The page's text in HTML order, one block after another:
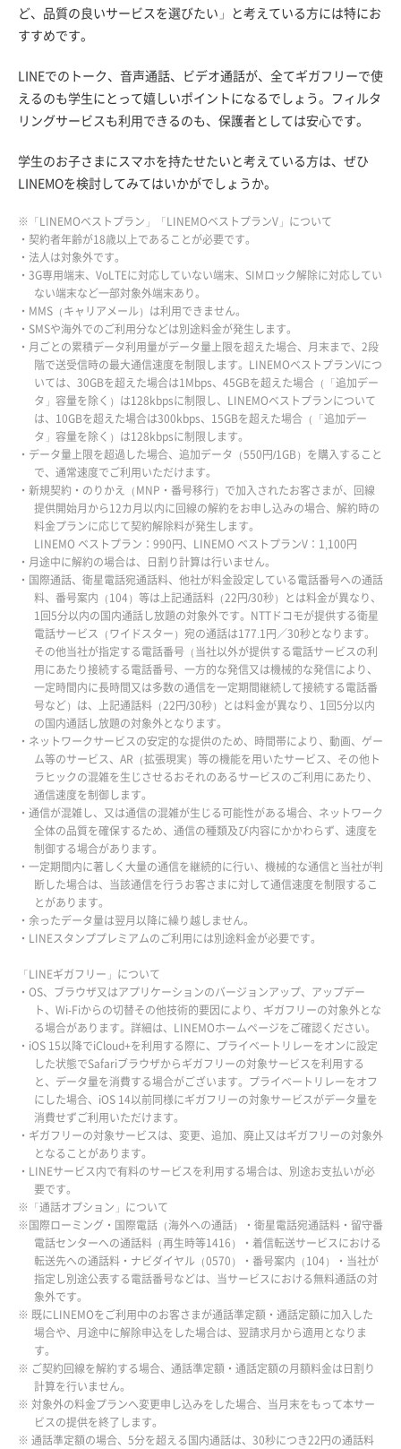
ど、品質の良いサービスを選びたい」と考えている方には特にお
すすめです。
LINEでのトーク、音声通話、ビデオ通話が、全てギガフリーで使
えるのも学生にとって嬉しいポイントになるでしょう。フィルタ
リングサービスも利用できるのも、保護者としては安心です。
学生のお子さまにスマホを持たせたいと考えている方は、ぜひ
LINEMOを検討してみてはいかがでしょうか。
※「LINEMOベストプラン」「LINEMOベストプランV」について
・契約者年齢が18歳以上であることが必要です。
・法人は対象外です。
・3G専用端末、VoLTEに対応していない端末、SIMロック解除に対応してい
ない端末など一部対象外端末あり。
・MMS（キャリアメール）は利用できません。
・SMSや海外でのご利用分などは別途料金が発生します。
・月ごとの累積データ利用量がデータ量上限を超えた場合、月末まで、2段
階で送受信時の最大通信速度を制限します。LINEMOベストプランVにつ
いては、30GBを超えた場合は1Mbps、45GBを超えた場合（「追加デー
タ」容量を除く）は128kbpsに制限し、LINEMOベストプランについて
は、10GBを超えた場合は300kbps、15GBを超えた場合（「追加デー
タ」容量を除く）は128kbpsに制限します。
・データ量上限を超過した場合、追加データ（550円/1GB）を購入すること
で、通常速度でご利用いただけます。
・新規契約・のりかえ（MNP・番号移行）で加入されたお客さまが、回線
提供開始月から12カ月以内に回線の解約をお申し込みの場合、解約時の
料金プランに応じて契約解除料が発生します。
LINEMO ベストプラン：990円、LINEMO ベストプランV：1,100円
・月途中に解約の場合は、日割り計算は行いません。
・国際通話、衛星電話宛通話料、他社が料金設定している電話番号への通話
料、番号案内（104）等は上記通話料（22円/30秒）とは料金が異なり、
1回5分以内の国内通話し放題の対象外です。NTTドコモが提供する衛星
電話サービス（ワイドスター）宛の通話は177.1円／30秒となります。
その他当社が指定する電話番号（当社以外が提供する電話サービスの利
用にあたり接続する電話番号、一方的な発信又は機械的な発信により、
一定時間内に長時間又は多数の通信を一定期間継続して接続する電話番
号など）は、上記通話料（22円/30秒）とは料金が異なり、1回5分以内
の国内通話し放題の対象外となります。
・ネットワークサービスの安定的な提供のため、時間帯により、動画、ゲー
ム等のサービス、AR（拡張現実）等の機能を用いたサービス、その他ト
ラヒックの混雑を生じさせるおそれのあるサービスのご利用にあたり、
通信速度を制御します。
・通信が混雑し、又は通信の混雑が生じる可能性がある場合、ネットワーク
全体の品質を確保するため、通信の種類及び内容にかかわらず、速度を
制御する場合があります。
・一定期間内に著しく大量の通信を継続的に行い、機械的な通信と当社が判
断した場合は、当該通信を行うお客さまに対して通信速度を制限するこ
とがあります。
・余ったデータ量は翌月以降に繰り越しません。
・LINEスタンププレミアムのご利用には別途料金が必要です。
「LINEギガフリー」について
・OS、ブラウザ又はアプリケーションのバージョンアップ、アップデー
ト、Wi-Fiからの切替その他技術的要因により、ギガフリーの対象外とな
る場合があります。詳細は、LINEMOホームページをご確認ください。
・iOS 15以降でiCloud+を利用する際に、プライベートリレーをオンに設定
した状態でSafariブラウザからギガフリーの対象サービスを利用する
と、データ量を消費する場合がございます。プライベートリレーをオフ
にした場合、iOS 14以前同様にギガフリーの対象サービスがデータ量を
消費せずご利用いただけます。
・ギガフリーの対象サービスは、変更、追加、廃止又はギガフリーの対象外
となることがあります。
・LINEサービス内で有料のサービスを利用する場合は、別途お支払いが必
要です。
※「通話オプション」について
※国際ローミング・国際電話（海外への通話）・衛星電話宛通話料・留守番
電話センターへの通話料（再生時等1416）・着信転送サービスにおける
転送先への通話料・ナビダイヤル（0570）・番号案内（104）・当社が
指定し別途公表する電話番号などは、当サービスにおける無料通話の対
象外です。
※ 既にLINEMOをご利用中のお客さまが通話準定額・通話定額に加入した
場合や、月途中に解除申込をした場合は、翌請求月から適用となりま
す。
※ ご契約回線を解約する場合、通話準定額・通話定額の月額料金は日割り
計算を行いません。
※ 対象外の料金プランへ変更申し込みをした場合、当月末をもって本サー
ビスの提供を終了します。
※ 通話準定額の場合、5分を超える国内通話は、30秒につき22円の通話料